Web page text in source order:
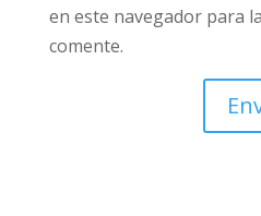
en este navegador para
comente.